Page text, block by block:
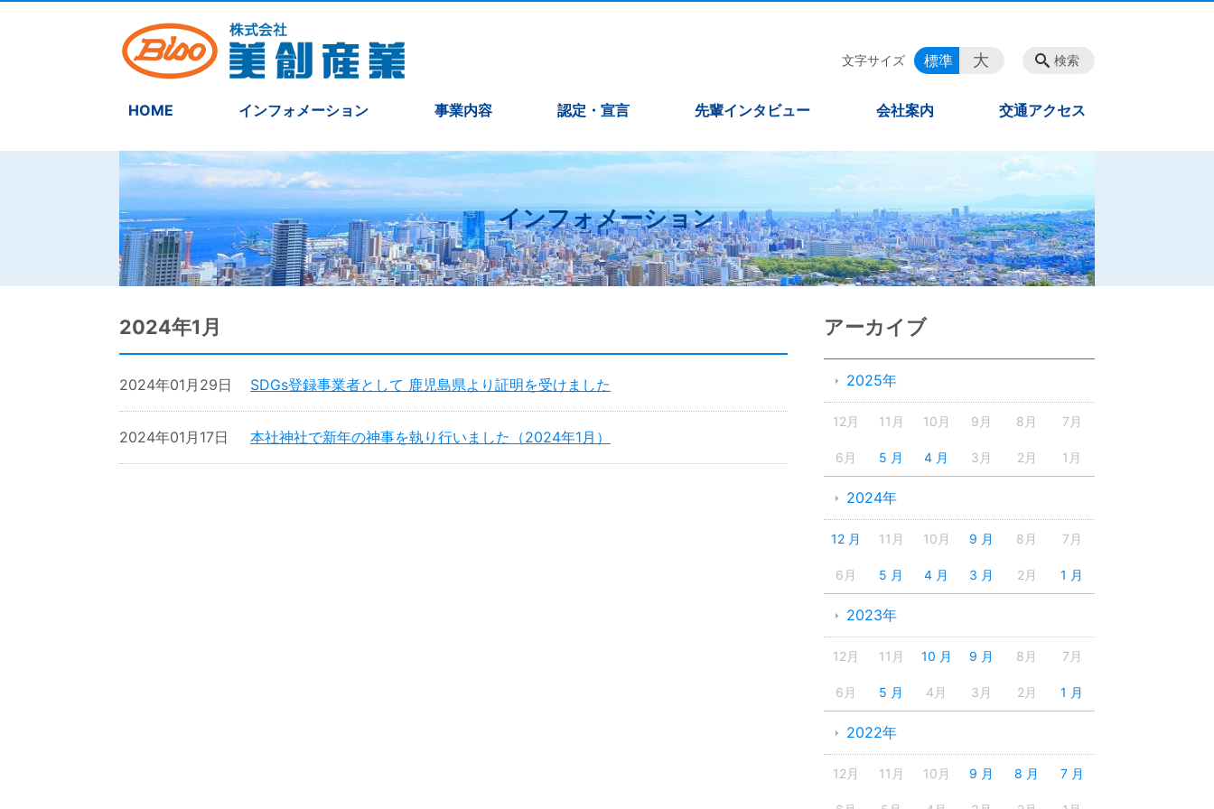
HOME インフォメーション 事業内容 認定・宣言 先輩インタビュー 会社案内 交通アクセス
検索
文字サイズ 標準 大
インフォメーション
2024年1月
SDGs登録事業者として 鹿児島県より証明を受けました
2024年01月29日
本社神社で新年の神事を執り行いました（2024年1月）
2024年01月17日
アーカイブ
2025年
12月 11月 10月 9月 8月 7月
6月 5 月 4 月 3月 2月 1月
2024年
12 月 11月 10月 9 月 8月 7月
6月 5 月 4 月 3 月 2月 1 月
2023年
12月 11月 10 月 9 月 8月 7月
6月 5 月 4月 3月 2月 1 月
2022年
12月 11月 10月 9 月 8 月 7 月